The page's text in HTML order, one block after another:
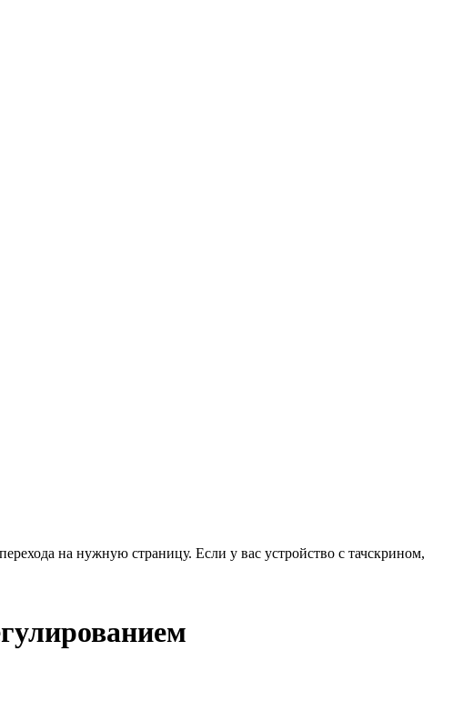
на нужную страницу. Если у вас устройство с тачскрином,